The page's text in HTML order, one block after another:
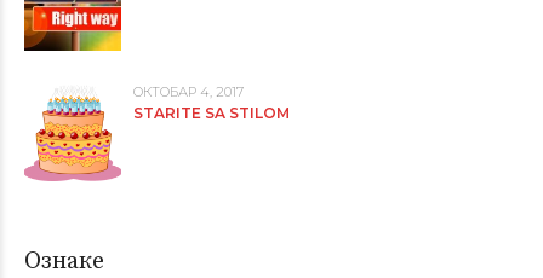
ОКТОБАР 4, 2017
STARITE SA STILOM
Ознаке